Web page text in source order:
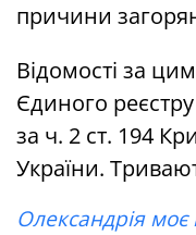
причини
Відомості за
Єдиного
за ч. 2 ст. 194
України.
Олександрія моє